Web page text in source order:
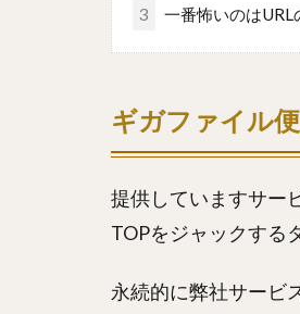
3 一番怖いのはURL
ギガファイル
提供していますサー
TOPをジャックする
永続的に弊社サービ